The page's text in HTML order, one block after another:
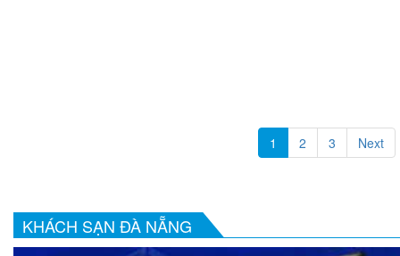
1 2 3 Next
KHÁCH SẠN ĐÀ NẴNG